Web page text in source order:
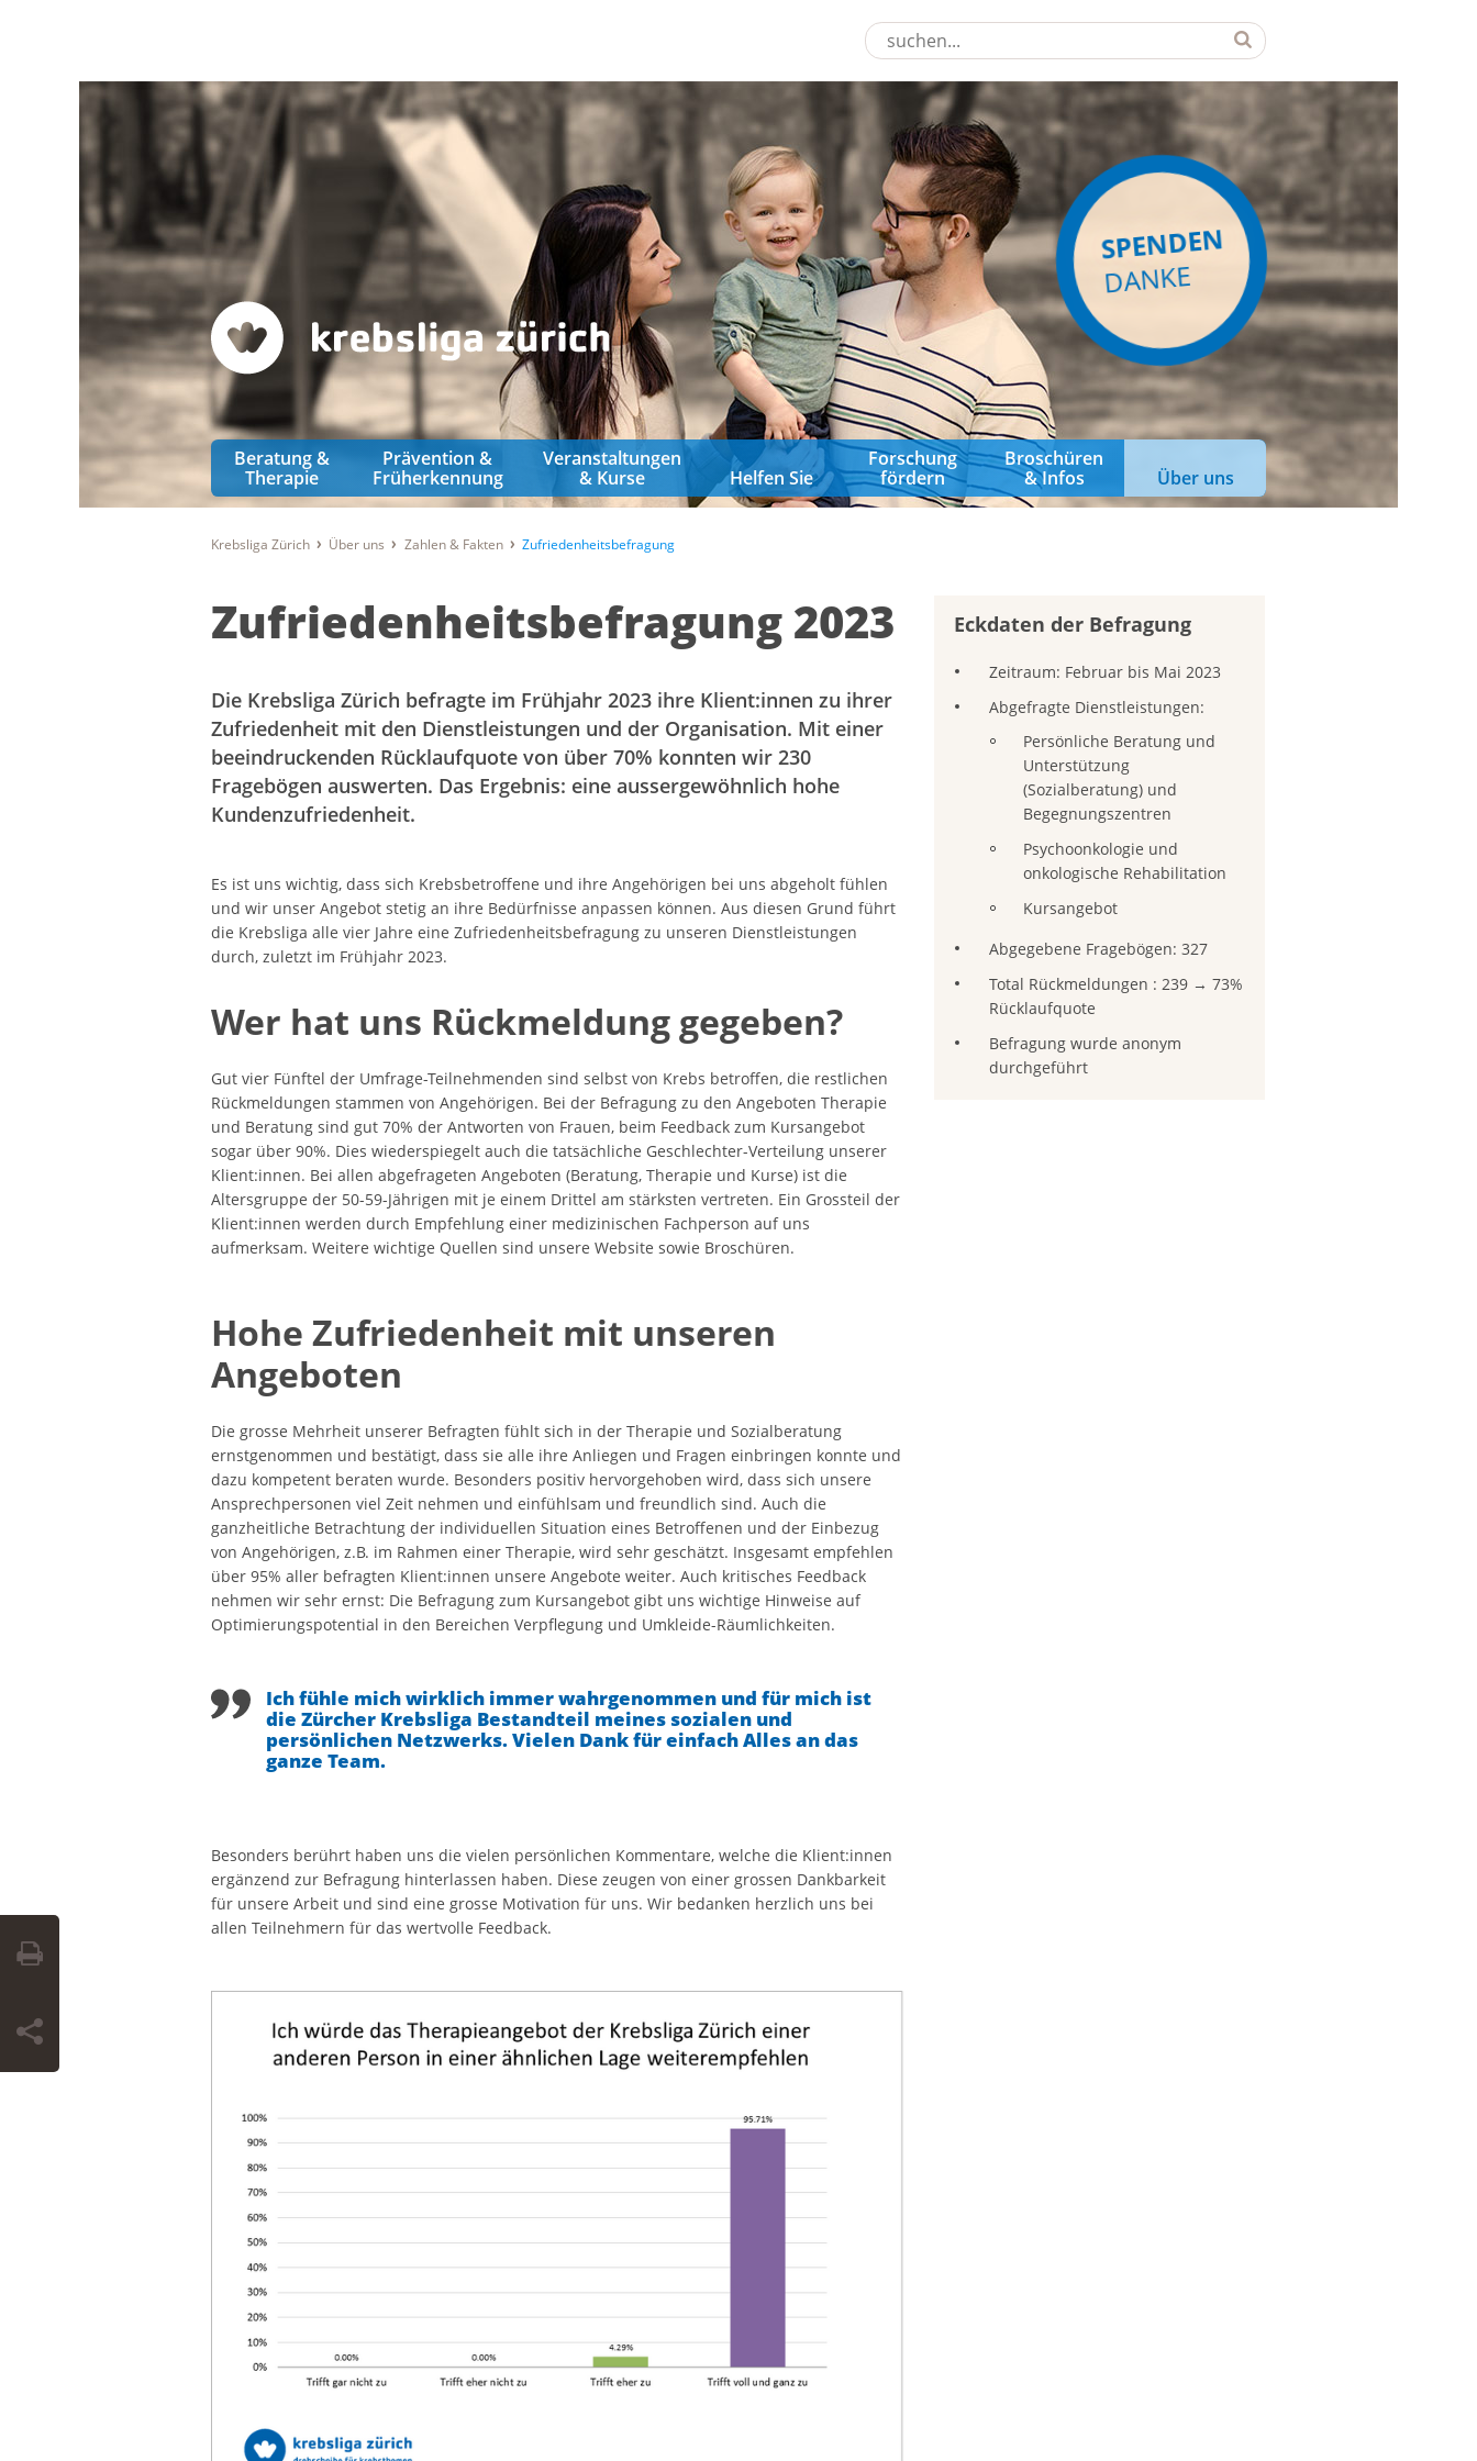
SPENDEN
DANKE
Beratung &
Therapie
Prävention &
Früherkennung
Veranstaltungen
& Kurse
Helfen Sie
Forschung
fördern
Broschüren
& Infos
Über uns
Krebsliga Zürich Über uns Zahlen & Fakten Zufriedenheitsbefragung
Zufriedenheitsbefragung 2023
Die Krebsliga Zürich befragte im Frühjahr 2023 ihre Klient:innen zu ihrer
Zufriedenheit mit den Dienstleistungen und der Organisation. Mit einer
beeindruckenden Rücklaufquote von über 70% konnten wir 230
Fragebögen auswerten. Das Ergebnis: eine aussergewöhnlich hohe
Kundenzufriedenheit.
Es ist uns wichtig, dass sich Krebsbetroffene und ihre Angehörigen bei uns abgeholt fühlen
und wir unser Angebot stetig an ihre Bedürfnisse anpassen können. Aus diesen Grund führt
die Krebsliga alle vier Jahre eine Zufriedenheitsbefragung zu unseren Dienstleistungen
durch, zuletzt im Frühjahr 2023.
Wer hat uns Rückmeldung gegeben?
Gut vier Fünftel der Umfrage-Teilnehmenden sind selbst von Krebs betroffen, die restlichen
Rückmeldungen stammen von Angehörigen. Bei der Befragung zu den Angeboten Therapie
und Beratung sind gut 70% der Antworten von Frauen, beim Feedback zum Kursangebot
sogar über 90%. Dies wiederspiegelt auch die tatsächliche Geschlechter-Verteilung unserer
Klient:innen. Bei allen abgefrageten Angeboten (Beratung, Therapie und Kurse) ist die
Altersgruppe der 50-59-Jährigen mit je einem Drittel am stärksten vertreten. Ein Grossteil der
Klient:innen werden durch Empfehlung einer medizinischen Fachperson auf uns
aufmerksam. Weitere wichtige Quellen sind unsere Website sowie Broschüren.
Hohe Zufriedenheit mit unseren
Angeboten
Die grosse Mehrheit unserer Befragten fühlt sich in der Therapie und Sozialberatung
ernstgenommen und bestätigt, dass sie alle ihre Anliegen und Fragen einbringen konnte und
dazu kompetent beraten wurde. Besonders positiv hervorgehoben wird, dass sich unsere
Ansprechpersonen viel Zeit nehmen und einfühlsam und freundlich sind. Auch die
ganzheitliche Betrachtung der individuellen Situation eines Betroffenen und der Einbezug
von Angehörigen, z.B. im Rahmen einer Therapie, wird sehr geschätzt. Insgesamt empfehlen
über 95% aller befragten Klient:innen unsere Angebote weiter. Auch kritisches Feedback
nehmen wir sehr ernst: Die Befragung zum Kursangebot gibt uns wichtige Hinweise auf
Optimierungspotential in den Bereichen Verpflegung und Umkleide-Räumlichkeiten.
Ich fühle mich wirklich immer wahrgenommen und für mich ist
die Zürcher Krebsliga Bestandteil meines sozialen und
persönlichen Netzwerks. Vielen Dank für einfach Alles an das
ganze Team.
Besonders berührt haben uns die vielen persönlichen Kommentare, welche die Klient:innen
ergänzend zur Befragung hinterlassen haben. Diese zeugen von einer grossen Dankbarkeit
für unsere Arbeit und sind eine grosse Motivation für uns. Wir bedanken herzlich uns bei
allen Teilnehmern für das wertvolle Feedback.
Eckdaten der Befragung
Zeitraum: Februar bis Mai 2023
Abgefragte Dienstleistungen:
Persönliche Beratung und
Unterstützung
(Sozialberatung) und
Begegnungszentren
Psychoonkologie und
onkologische Rehabilitation
Kursangebot
Abgegebene Fragebögen: 327
Total Rückmeldungen : 239 → 73%
Rücklaufquote
Befragung wurde anonym
durchgeführt